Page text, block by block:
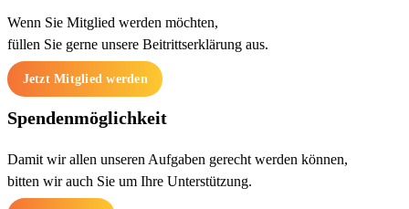
Wenn Sie Mitglied werden möchten,
füllen Sie gerne unsere Beitrittserklärung aus.
Jetzt Mitglied werden
Spendenmöglichkeit
Damit wir allen unseren Aufgaben gerecht werden können,
bitten wir auch Sie um Ihre Unterstützung.